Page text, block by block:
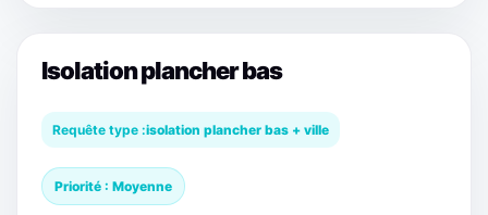
Isolation plancher bas
Requête type :isolation plancher bas + ville
Priorité : Moyenne